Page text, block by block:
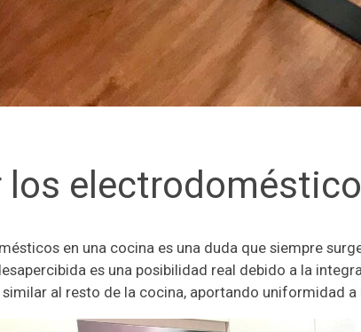
los
en una cocina es una duda que siempre
es una posibilidad real debido a la
al resto de la cocina, aportando uniformidad